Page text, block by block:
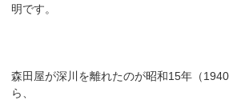
明です。
森田屋が深川を離れたのが昭和15年（
ら、